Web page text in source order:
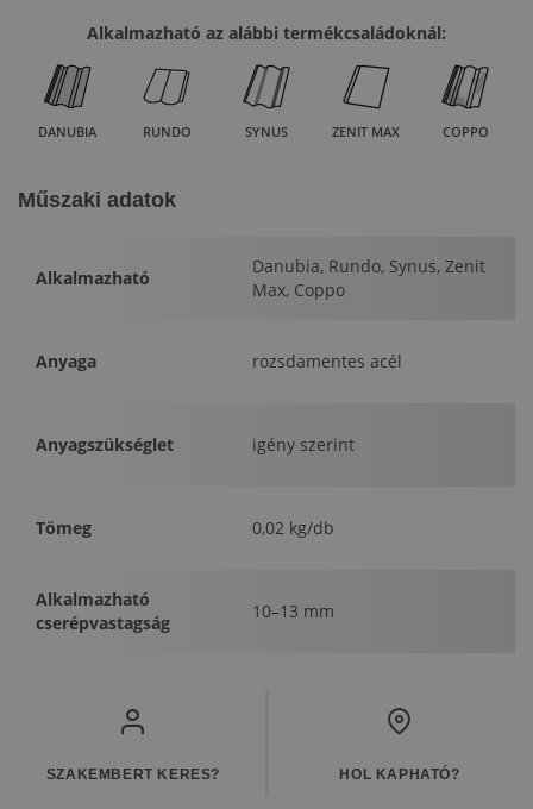
Alkalmazható az alábbi termékcsaládoknál:
DANUBIA RUNDO SYNUS ZENIT MAX COPPO
Műszaki adatok
Alkalmazható
Danubia, Rundo, Synus, Zenit
Max, Coppo
Anyaga rozsdamentes acél
Anyagszükséglet igény szerint
Tömeg 0,02 kg/db
Alkalmazható
cserépvastagság
10–13 mm
SZAKEMBERT KERES? HOL KAPHATÓ?